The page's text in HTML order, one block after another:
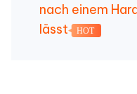
nach einem
lässt
HOT